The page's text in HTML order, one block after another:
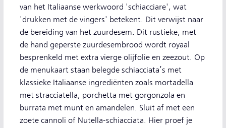
van het Italiaanse werkwoord 'schiacciare', wat
'drukken met de vingers' betekent. Dit verwijst naar
de bereiding van het zuurdesem. Dit rustieke, met
de hand geperste zuurdesembrood wordt royaal
besprenkeld met extra vierge olijfolie en zeezout. Op
de menukaart staan belegde schiacciata’s met
klassieke Italiaanse ingrediënten zoals mortadella
met stracciatella, porchetta met gorgonzola en
burrata met munt en amandelen. Sluit af met een
zoete cannoli of Nutella-schiacciata. Hier proef je